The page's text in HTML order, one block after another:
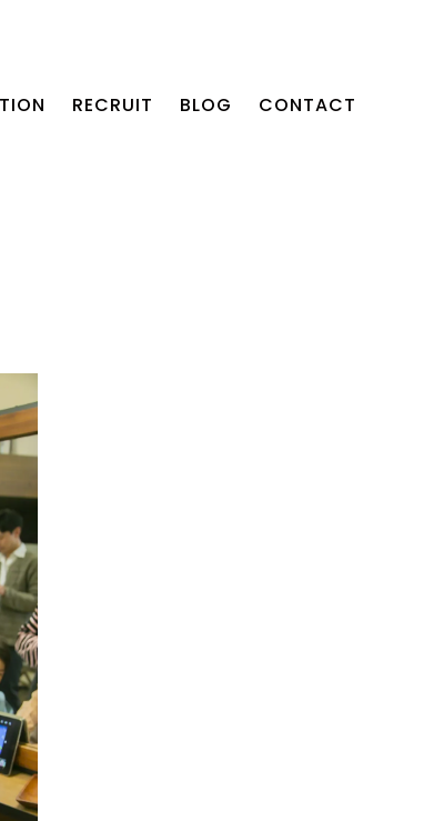
RECRUIT BLOG CONTACT